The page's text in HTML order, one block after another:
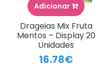
Adicionar
Drageias Mix Fruta
Mentos – Display 20
Unidades
16.78€